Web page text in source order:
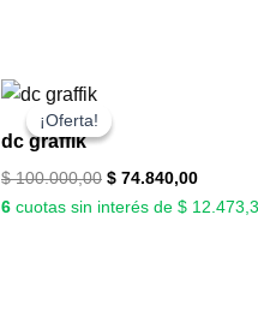
¡Oferta!
¡Oferta!
dc graffik
$100.000,00
original
$ 100.000,00.
$ 74.840,00$
6 cuotas sin interés de $